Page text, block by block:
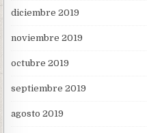
diciembre 2019
noviembre 2019
octubre 2019
septiembre 2019
agosto 2019